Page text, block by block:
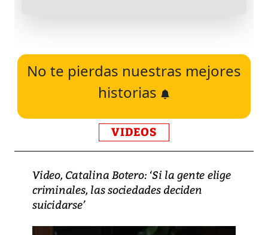
No te pierdas nuestras mejores
historias
VIDEOS
Video, Catalina Botero: ‘Si la gente elige
criminales, las sociedades deciden
suicidarse’